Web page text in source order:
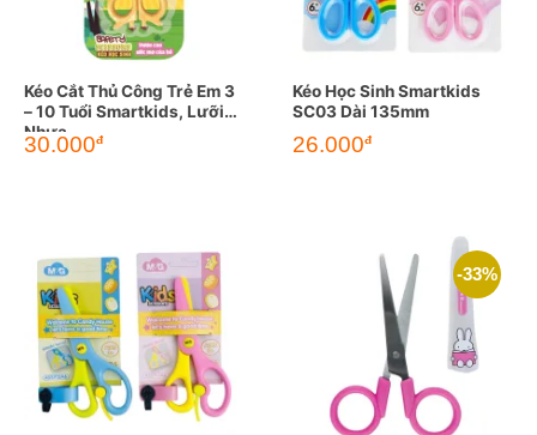
Kéo Cắt Thủ Công Trẻ Em 3
– 10 Tuổi Smartkids, Lưỡi
Nhựa
30.000đ
Kéo Học Sinh Smartkids
SC03 Dài 135mm
26.000đ
-33%